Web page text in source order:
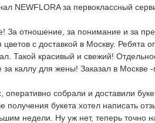
NEWFLORA за первоклассный
За отношение, за понимание и за
с доставкой в Москву. Ребята
Такой красивый и свежий!
за каллу для жены! Заказал в
оперативно собрали и доставили
букета хотел написать
недели. Ну уж нет, теперь точно